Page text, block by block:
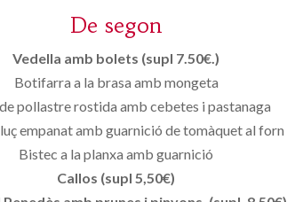
De segon
Vedella amb bolets (supl 7.50€.)
Botifarra a la brasa amb mongeta
pollastre rostida amb cebetes i pastanaga
empanat amb guarnició de tomàquet al forn
Bistec a la planxa amb guarnició
Callos (supl 5,50€)